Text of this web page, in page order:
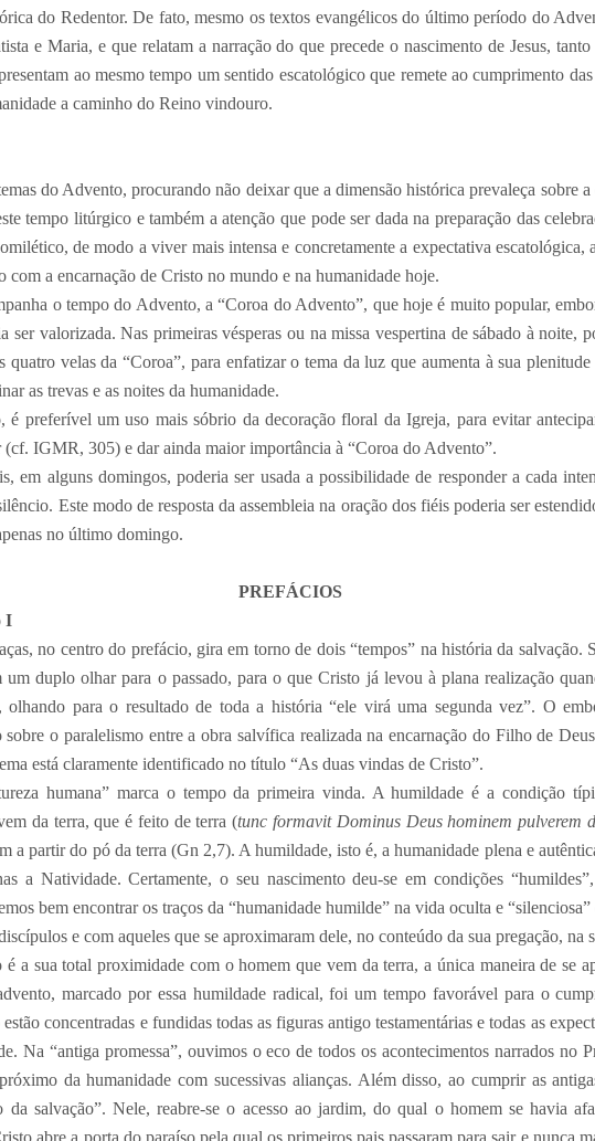
do Redentor. De fato, mesmo os textos evangélicos do último período do
e Maria, e que relatam a narração do que precede o nascimento de Jesus,
ao mesmo tempo um sentido escatológico que remete ao cumprimento
a caminho do Reino vindouro.
do Advento, procurando não deixar que a dimensão histórica prevaleça sobre
tempo litúrgico e também a atenção que pode ser dada na preparação das
de modo a viver mais intensa e concretamente a expectativa escatológica,
com a encarnação de Cristo no mundo e na humanidade hoje.
o tempo do Advento, a “Coroa do Advento”, que hoje é muito popular,
ser valorizada. Nas primeiras vésperas ou na missa vespertina de sábado à noite,
quatro velas da “Coroa”, para enfatizar o tema da luz que aumenta à sua
as trevas e as noites da humanidade.
é preferível um uso mais sóbrio da decoração floral da Igreja, para evitar
IGMR, 305) e dar ainda maior importância à “Coroa do Advento”.
em alguns domingos, poderia ser usada a possibilidade de responder a cada
Este modo de resposta da assembleia na oração dos fiéis poderia ser
no último domingo.
PREFÁCIOS
I
no centro do prefácio, gira em torno de dois “tempos” na história da salvação.
duplo olhar para o passado, para o que Cristo já levou à plana realização
para o resultado de toda a história “ele virá uma segunda vez”. O
o paralelismo entre a obra salvífica realizada na encarnação do Filho de
está claramente identificado no título “As duas vindas de Cristo”.
humana” marca o tempo da primeira vinda. A humildade é a condição
da terra, que é feito de terra (tunc formavit Dominus Deus hominem pulverem
a partir do pó da terra (Gn 2,7). A humildade, isto é, a humanidade plena e
a Natividade. Certamente, o seu nascimento deu-se em condições
bem encontrar os traços da “humanidade humilde” na vida oculta e “silenciosa”
e com aqueles que se aproximaram dele, no conteúdo da sua pregação, na
é a sua total proximidade com o homem que vem da terra, a única maneira de se
marcado por essa humildade radical, foi um tempo favorável para o
concentradas e fundidas todas as figuras antigo testamentárias e todas as
Na “antiga promessa”, ouvimos o eco de todos os acontecimentos narrados no
da humanidade com sucessivas alianças. Além disso, ao cumprir as
da salvação”. Nele, reabre-se o acesso ao jardim, do qual o homem se havia